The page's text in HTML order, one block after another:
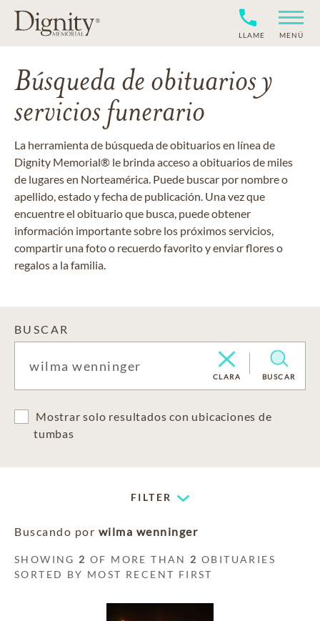
LLAME MENÚ
Búsqueda de obituarios y
servicios funerario
La herramienta de búsqueda de obituarios en línea de
Dignity Memorial® le brinda acceso a obituarios de miles
de lugares en Norteamérica. Puede buscar por nombre o
apellido, estado y fecha de publicación. Una vez que
encuentre el obituario que busca, puede obtener
información importante sobre los próximos servicios,
compartir una foto o recuerdo favorito y enviar flores o
regalos a la familia.
BUSCAR
CLARA BUSCAR
Mostrar solo resultados con ubicaciones de
tumbas
FILTER
Buscando por wilma wenninger
SHOWING 2 OF MORE THAN 2 OBITUARIES
SORTED BY MOST RECENT FIRST